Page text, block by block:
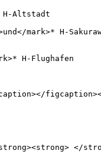
H-Altstadt
mark>* H-
H-Flughafen